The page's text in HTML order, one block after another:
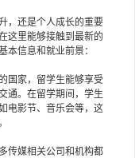
，还是个人成长的重要
这里能够接触到最新的
信息和就业前景：
国家，留学生能够享受
通。在留学期间，学生
电影节、音乐会等，这
传媒相关公司和机构都